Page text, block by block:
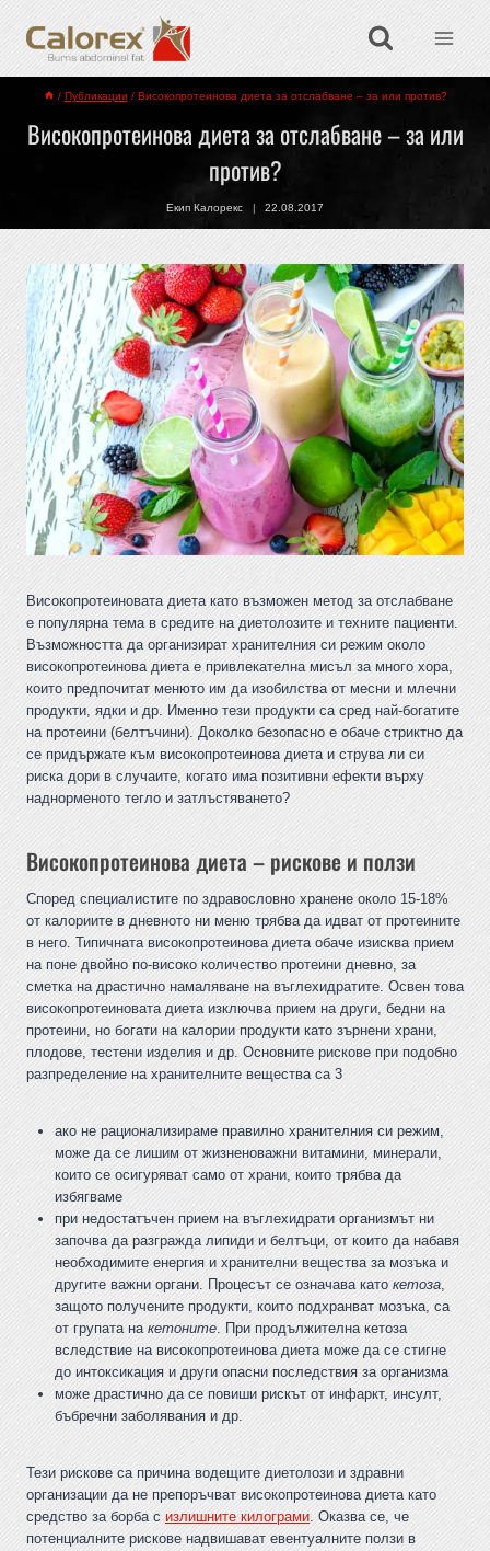
/ Публикации / Високопротеинова диета за отслабване – за или против?
Високопротеинова диета за отслабване – за или
против?
Екип Калорекс 22.08.2017
Високопротеиновата диета като възможен метод за отслабване
е популярна тема в средите на диетолозите и техните пациенти.
Възможността да организират хранителния си режим около
високопротеинова диета е привлекателна мисъл за много хора,
които предпочитат менюто им да изобилства от месни и млечни
продукти, ядки и др. Именно тези продукти са сред най-богатите
на протеини (белтъчини). Доколко безопасно е обаче стриктно да
се придържате към високопротеинова диета и струва ли си
риска дори в случаите, когато има позитивни ефекти върху
наднорменото тегло и затлъстяването?
Високопротеинова диета – рискове и ползи
Според специалистите по здравословно хранене около 15-18%
от калориите в дневното ни меню трябва да идват от протеините
в него. Типичната високопротеинова диета обаче изисква прием
на поне двойно по-високо количество протеини дневно, за
сметка на драстично намаляване на въглехидратите. Освен това
високопротеиновата диета изключва прием на други, бедни на
протеини, но богати на калории продукти като зърнени храни,
плодове, тестени изделия и др. Основните рискове при подобно
разпределение на хранителните вещества са 3
ако не рационализираме правилно хранителния си режим,
може да се лишим от жизненоважни витамини, минерали,
които се осигуряват само от храни, които трябва да
избягваме
при недостатъчен прием на въглехидрати организмът ни
започва да разгражда липиди и белтъци, от които да набавя
необходимите енергия и хранителни вещества за мозъка и
другите важни органи. Процесът се означава като кетоза,
защото получените продукти, които подхранват мозъка, са
от групата на кетоните. При продължителна кетоза
вследствие на високопротеинова диета може да се стигне
до интоксикация и други опасни последствия за организма
може драстично да се повиши рискът от инфаркт, инсулт,
бъбречни заболявания и др.
Тези рискове са причина водещите диетолози и здравни
организации да не препоръчват високопротеинова диета като
средство за борба с излишните килограми. Оказва се, че
потенциалните рискове надвишават евентуалните ползи в